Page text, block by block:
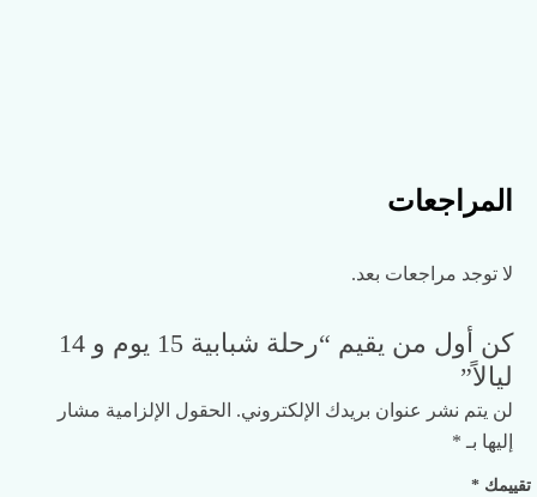
المراجعات
لا توجد مراجعات بعد.
كن أول من يقيم “رحلة شبابية 15 يوم و 14
ليالاً”
لن يتم نشر عنوان بريدك الإلكتروني. الحقول الإلزامية مشار
إليها بـ *
تقييمك *